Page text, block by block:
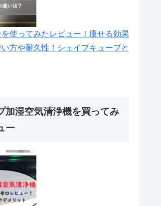
使ってみたレビュー！痩せる効果
方や耐久性！シェイプキューブと
加湿空気清浄機を買ってみ
ー